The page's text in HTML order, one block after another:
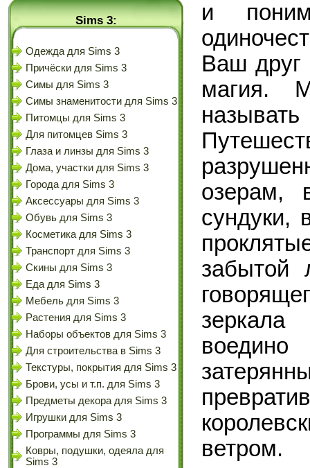
Sims 3:
Одежда для Sims 3
Причёски для Sims 3
Симы для Sims 3
Симы знаменитости для Sims 3
Питомцы для Sims 3
Для питомцев Sims 3
Глаза и линзы для Sims 3
Дома, участки для Sims 3
Города для Sims 3
Аксессуары для Sims 3
Обувь для Sims 3
Косметика для Sims 3
Транспорт для Sims 3
Скины для Sims 3
Еда для Sims 3
Мебель для Sims 3
Растения для Sims 3
Наборы объектов для Sims 3
Для строительства в Sims 3
Текстуры, покрытия для Sims 3
Брови, усы и т.п. для Sims 3
Предметы декора для Sims 3
Игрушки для Sims 3
Программы для Sims 3
Ковры, подушки, одеяла для
Sims 3
и
Ваш друг
магия.
озерам,
сундуки,
забытой
воедино
ветром.